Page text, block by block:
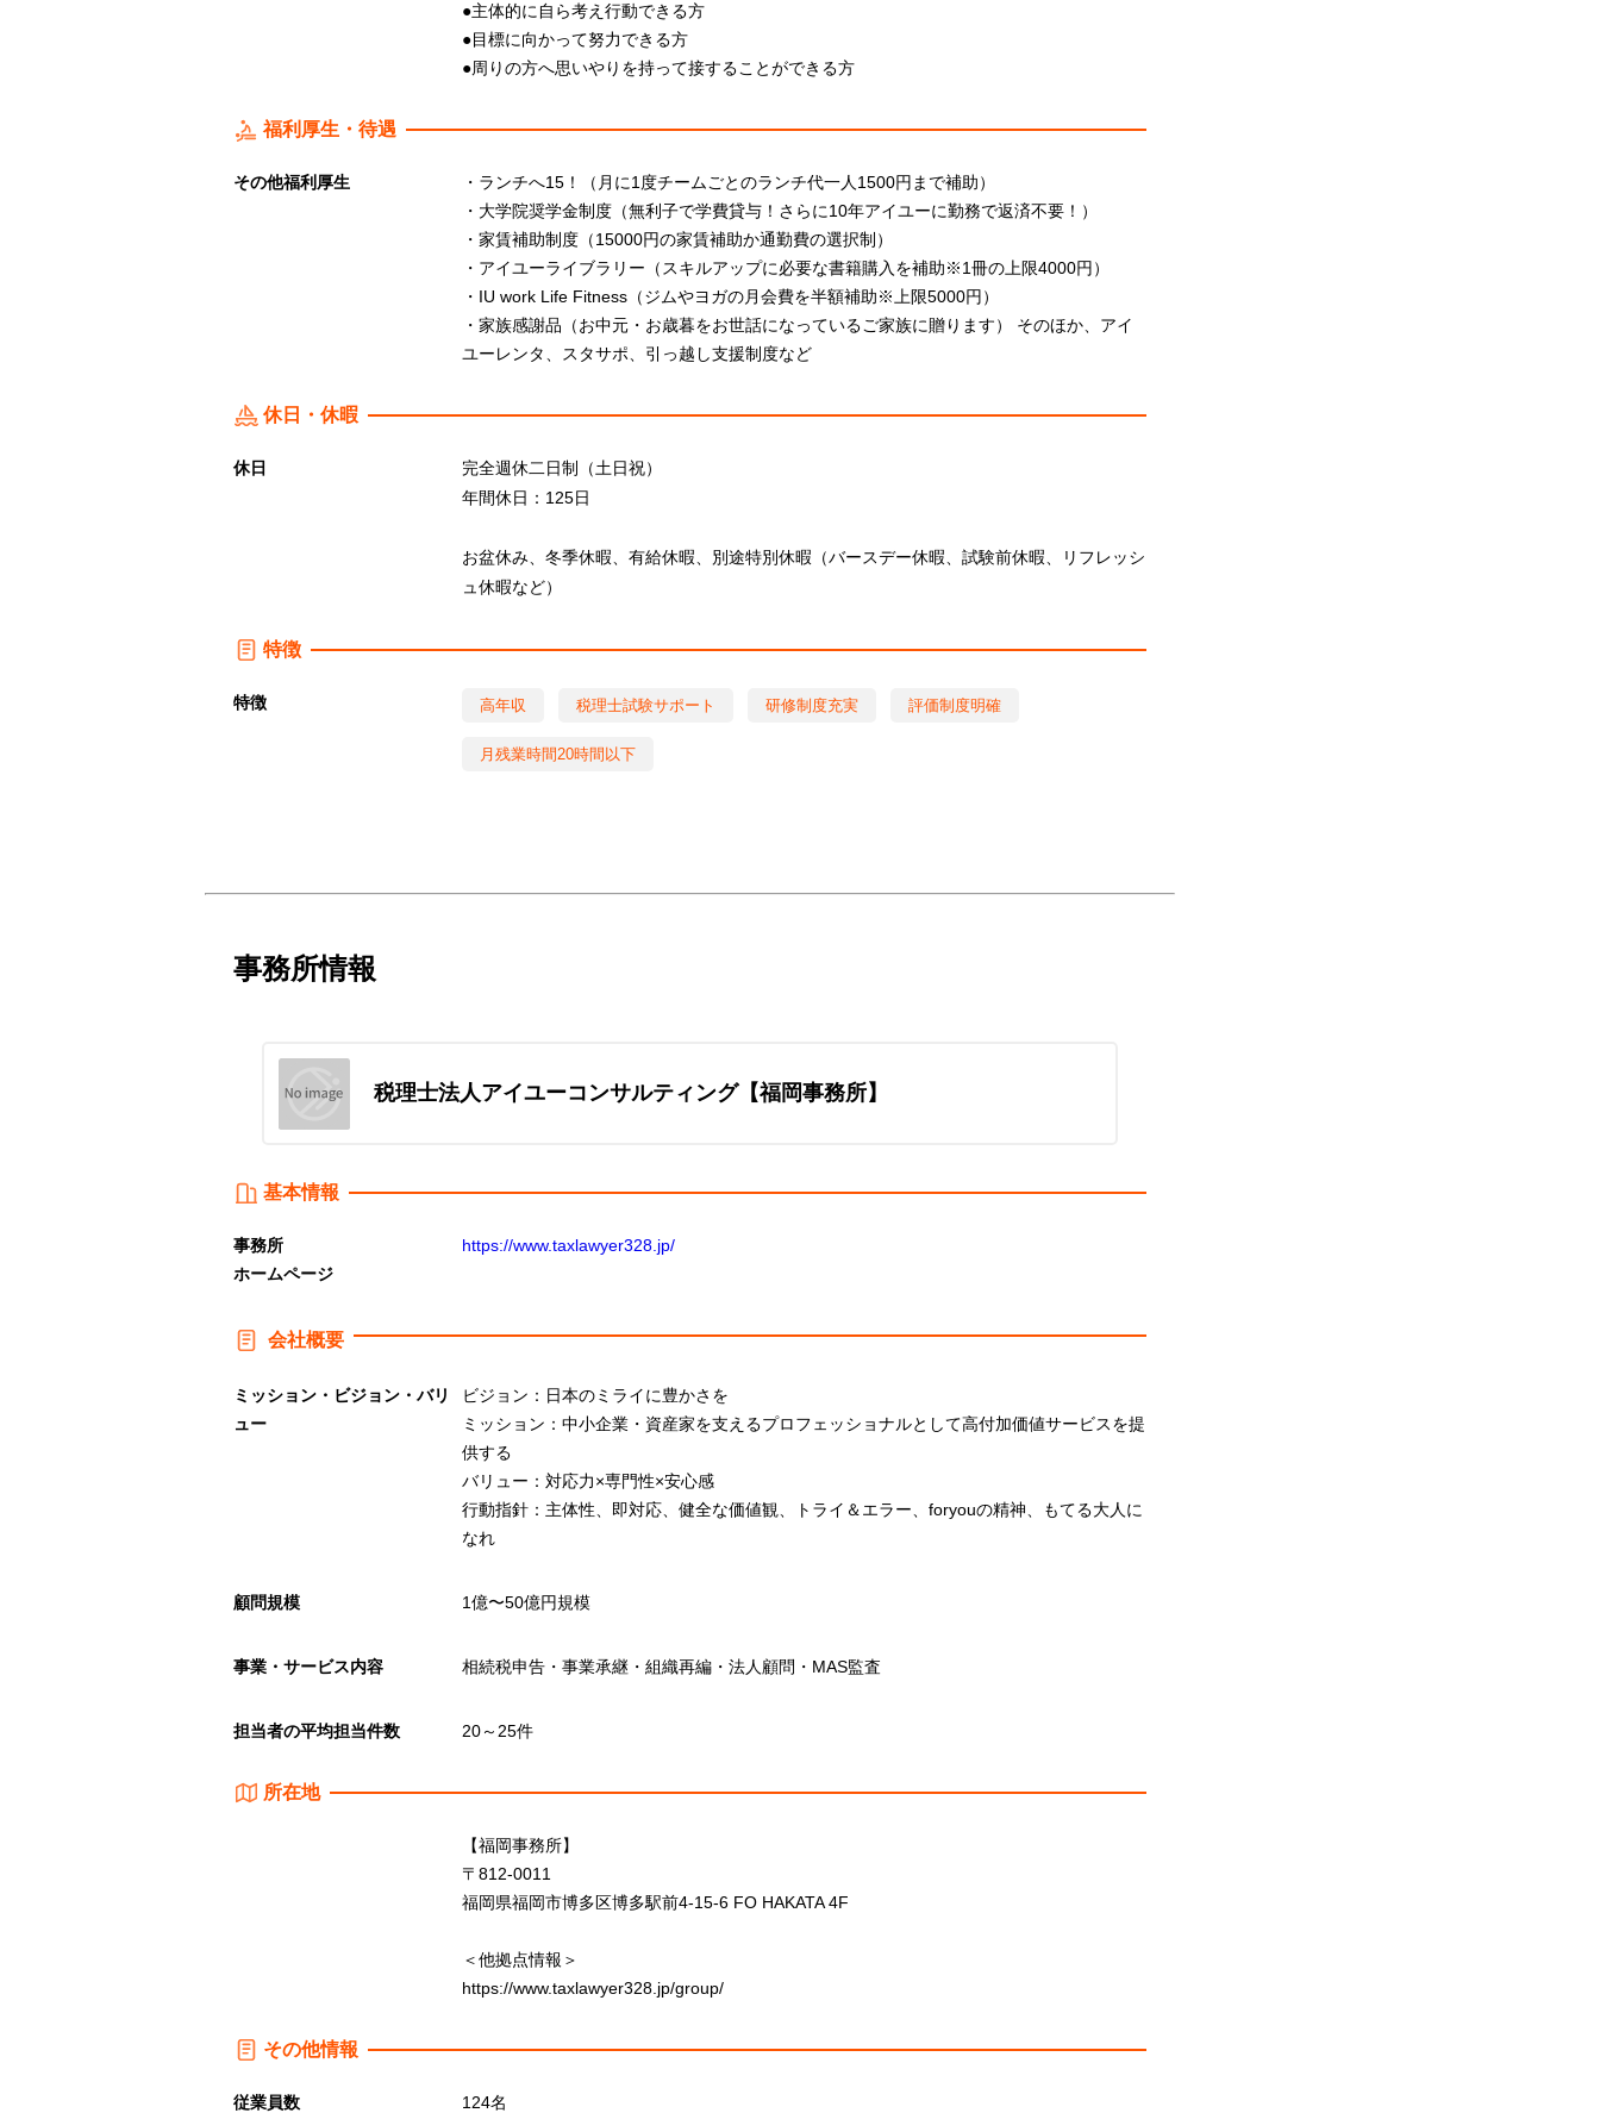
●主体的に自ら考え行動できる方
●目標に向かって努力できる方
●周りの方へ思いやりを持って接することができる方
福利厚生・待遇
その他福利厚生
・ランチへ15！（月に1度チームごとのランチ代一人1500円まで補助）
・大学院奨学金制度（無利子で学費貸与！さらに10年アイユーに勤務で返済不要！）
・家賃補助制度（15000円の家賃補助か通勤費の選択制）
・アイユーライブラリー（スキルアップに必要な書籍購入を補助※1冊の上限4000円）
・IU work Life Fitness（ジムやヨガの月会費を半額補助※上限5000円）
・家族感謝品（お中元・お歳暮をお世話になっているご家族に贈ります） そのほか、アイ
ユーレンタ、スタサポ、引っ越し支援制度など
休日・休暇
休日
完全週休二日制（土日祝）
年間休日：125日
お盆休み、冬季休暇、有給休暇、別途特別休暇（バースデー休暇、試験前休暇、リフレッシ
ュ休暇など）
特徴
特徴 高年収 税理士試験サポート 研修制度充実 評価制度明確
月残業時間20時間以下
事務所情報
税理士法人アイユーコンサルティング【福岡事務所】
基本情報
事務所
ホームページ
https://www.taxlawyer328.jp/
会社概要
ミッション・ビジョン・バリ
ュー
ビジョン：日本のミライに豊かさを
ミッション：中小企業・資産家を支えるプロフェッショナルとして高付加価値サービスを提
供する
バリュー：対応力×専門性×安心感
行動指針：主体性、即対応、健全な価値観、トライ＆エラー、foryouの精神、もてる大人に
なれ
顧問規模 1億〜50億円規模
事業・サービス内容 相続税申告・事業承継・組織再編・法人顧問・MAS監査
担当者の平均担当件数 20～25件
所在地
【福岡事務所】
〒812-0011
福岡県福岡市博多区博多駅前4-15-6 FO HAKATA 4F
＜他拠点情報＞
https://www.taxlawyer328.jp/group/
その他情報
従業員数 124名